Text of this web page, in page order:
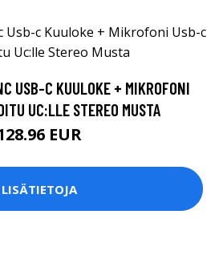
USB-C KUULOKE + MIKROFONI
UC:LLE STEREO MUSTA
EUR
LISÄTIETOJA